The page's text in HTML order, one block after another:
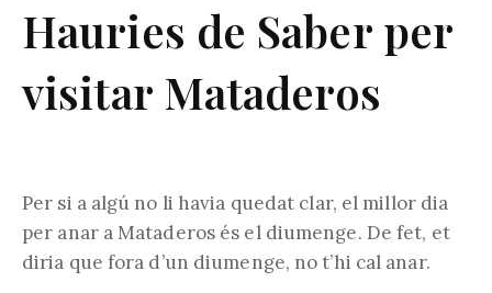
Hauries de Saber per
visitar Mataderos
Per si a algú no li havia quedat clar, el millor dia
per anar a Mataderos és el diumenge. De fet, et
diria que fora d’un diumenge, no t’hi cal anar.